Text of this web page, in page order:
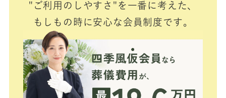
"ご利用のしやすさ"を一番に考えた、
もしもの時に安心な会員制度です。